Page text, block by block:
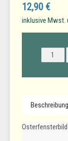
12,90 €
inklusive Mwst.
Beschreibung
Osterfensterbild